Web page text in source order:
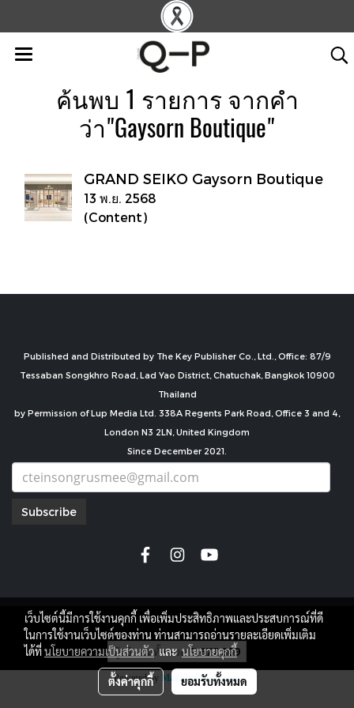
ค้นพบ 1 รายการ จากคำ
ว่า"Gaysorn Boutique"
GRAND SEIKO Gaysorn Boutique
13 พ.ย. 2568
(Content)
Published and Distributed by The Key Publisher Co., Ltd., Office: 87/9
Tessaban Songkhro Road, Lad Yao District, Chatuchak, Bangkok 10900
Thailand
by Permission of Lup Media Ltd. 338A Regents Park Road, Office 3 and 4,
London N3 2LN, United Kingdom
Since December 2021.
Subscribe
copyright by
ผู้เข้าชมทั้งหมด7,677,809
Powered by MakeWebEasy.com
เว็บไซต์นี้มีการใช้งานคุกกี้ เพื่อเพิ่มประสิทธิภาพและประสบการณ์ที่ดี
ในการใช้งานเว็บไซต์ของท่าน ท่านสามารถอ่านรายละเอียดเพิ่มเติม
ได้ที่นโยบายความเป็นส่วนตัวและนโยบายคุกกี้
ตั้งค่าคุกกี้ ยอมรับทั้งหมด